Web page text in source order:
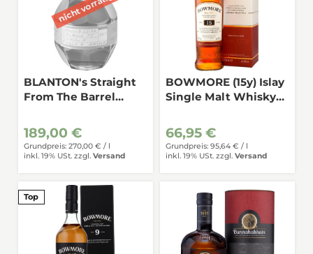
BLANTON's Straight
From The Barrel
189,00 €
Grundpreis: 270,00 € / l
inkl. 19% USt. zzgl. Versand
BOWMORE (15y) Islay
Single Malt Whisky
66,95 €
Grundpreis: 95,64 € / l
inkl. 19% USt. zzgl. Versand
Top